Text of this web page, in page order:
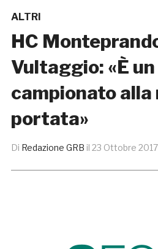
ALTRI
HC
Vultaggio: «È un
campionato alla
portata»
Di Redazione GRB il 23 Ottobre